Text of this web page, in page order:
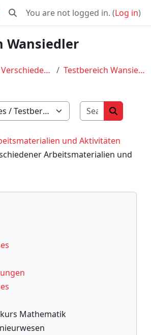
Toggle search input
You are not logged in. (Log in)
Wansiedler
Verschiedenes Testbereich Wansiedler
Search
Search
und Aktivitäten
Arbeitsmaterialien und
Mathematik